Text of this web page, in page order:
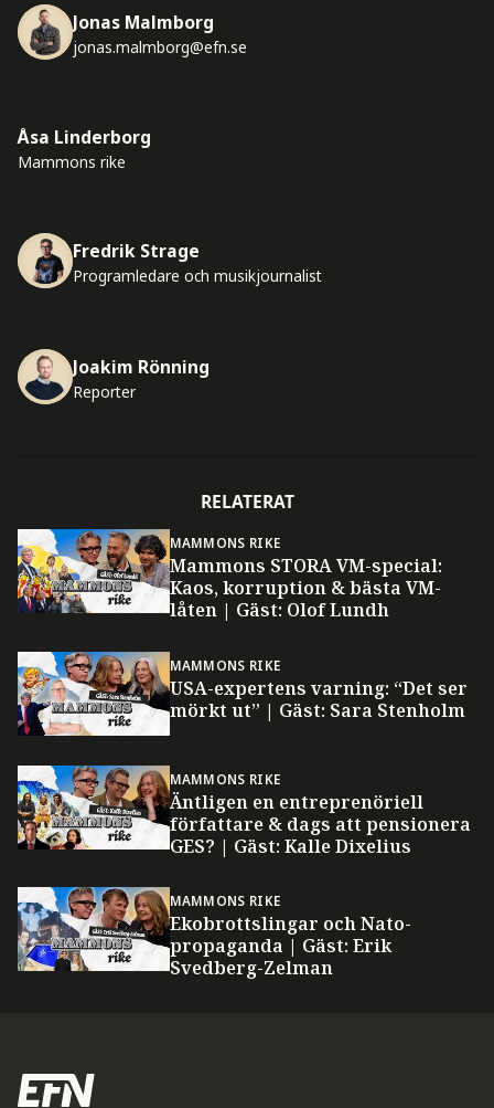
Jonas Malmborg
jonas.malmborg@efn.se
Åsa Linderborg
Mammons rike
Fredrik Strage
Programledare och musikjournalist
Joakim Rönning
Reporter
RELATERAT
MAMMONS RIKE
Mammons STORA VM-special:
Kaos, korruption & bästa VM-
låten | Gäst: Olof Lundh
MAMMONS RIKE
USA-expertens varning: “Det ser
mörkt ut” | Gäst: Sara Stenholm
MAMMONS RIKE
Äntligen en entreprenöriell
författare & dags att pensionera
GES? | Gäst: Kalle Dixelius
MAMMONS RIKE
Ekobrottslingar och Nato-
propaganda | Gäst: Erik
Svedberg-Zelman